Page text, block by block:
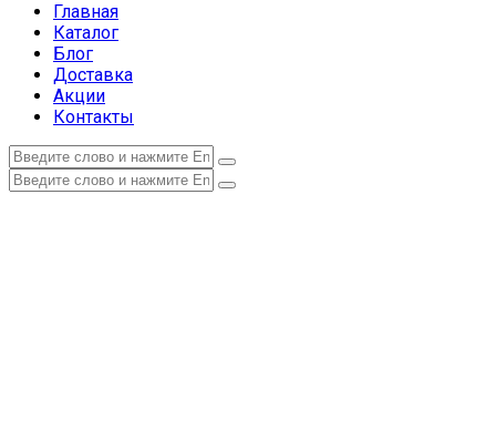
Главная
Каталог
Блог
Доставка
Акции
Контакты